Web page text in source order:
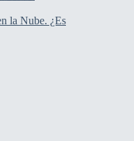
la Nube. ¿Es